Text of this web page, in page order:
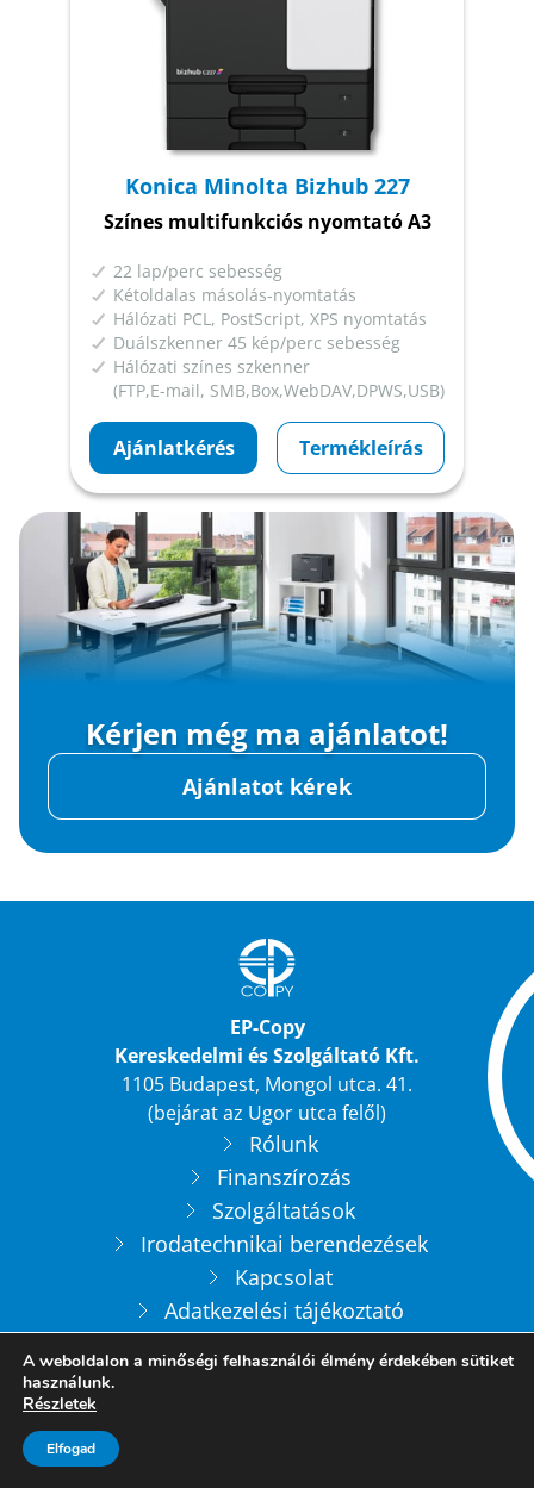
Konica Minolta Bizhub 227
Színes multifunkciós nyomtató A3
22 lap/perc sebesség
Kétoldalas másolás-nyomtatás
Hálózati PCL, PostScript, XPS nyomtatás
Duálszkenner 45 kép/perc sebesség
Hálózati színes szkenner
(FTP,E-mail, SMB,Box,WebDAV,DPWS,USB)
Ajánlatkérés Termékleírás
Kérjen még ma ajánlatot!
Ajánlatot kérek
EP-Copy
Kereskedelmi és Szolgáltató Kft.
1105 Budapest, Mongol utca. 41.
(bejárat az Ugor utca felől)
Rólunk
Finanszírozás
Szolgáltatások
Irodatechnikai berendezések
Kapcsolat
Adatkezelési tájékoztató
A weboldalon a minőségi felhasználói élmény érdekében sütiket
használunk.
Részletek
Elfogad